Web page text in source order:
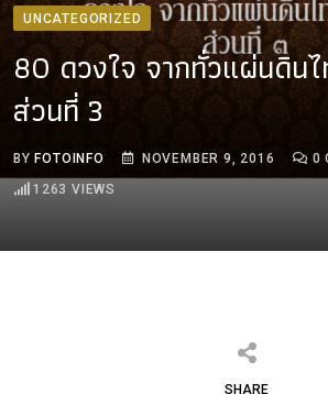
UNCATEGORIZED
80 ดวงใจ จากทั่วแผ่นดิน
ส่วนที่ 3
BYFOTOINFO NOVEMBER 9, 2016 0
1263 VIEWS
SHARE